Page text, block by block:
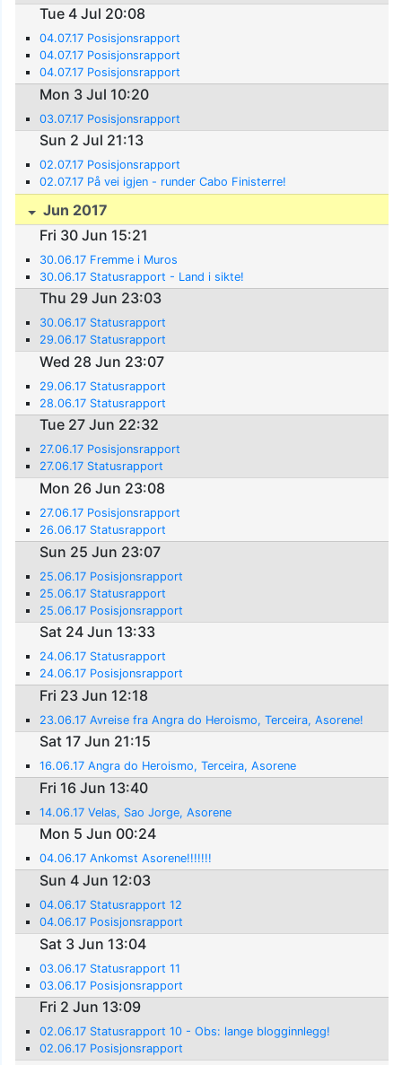
Tue 4 Jul 20:08
04.07.17 Posisjonsrapport
04.07.17 Posisjonsrapport
04.07.17 Posisjonsrapport
Mon 3 Jul 10:20
03.07.17 Posisjonsrapport
Sun 2 Jul 21:13
02.07.17 Posisjonsrapport
02.07.17 På vei igjen - runder Cabo Finisterre!
Jun 2017
Fri 30 Jun 15:21
30.06.17 Fremme i Muros
30.06.17 Statusrapport - Land i sikte!
Thu 29 Jun 23:03
30.06.17 Statusrapport
29.06.17 Statusrapport
Wed 28 Jun 23:07
29.06.17 Statusrapport
28.06.17 Statusrapport
Tue 27 Jun 22:32
27.06.17 Posisjonsrapport
27.06.17 Statusrapport
Mon 26 Jun 23:08
27.06.17 Posisjonsrapport
26.06.17 Statusrapport
Sun 25 Jun 23:07
25.06.17 Posisjonsrapport
25.06.17 Statusrapport
25.06.17 Posisjonsrapport
Sat 24 Jun 13:33
24.06.17 Statusrapport
24.06.17 Posisjonsrapport
Fri 23 Jun 12:18
23.06.17 Avreise fra Angra do Heroismo, Terceira, Asorene!
Sat 17 Jun 21:15
16.06.17 Angra do Heroismo, Terceira, Asorene
Fri 16 Jun 13:40
14.06.17 Velas, Sao Jorge, Asorene
Mon 5 Jun 00:24
04.06.17 Ankomst Asorene!!!!!!!
Sun 4 Jun 12:03
04.06.17 Statusrapport 12
04.06.17 Posisjonsrapport
Sat 3 Jun 13:04
03.06.17 Statusrapport 11
03.06.17 Posisjonsrapport
Fri 2 Jun 13:09
02.06.17 Statusrapport 10 - Obs: lange blogginnlegg!
02.06.17 Posisjonsrapport